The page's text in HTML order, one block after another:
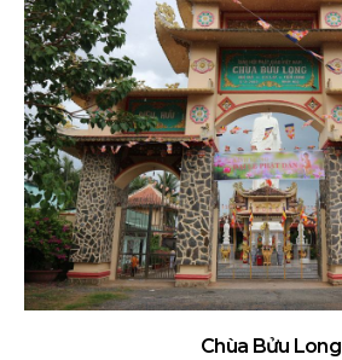
Chùa Bửu Long